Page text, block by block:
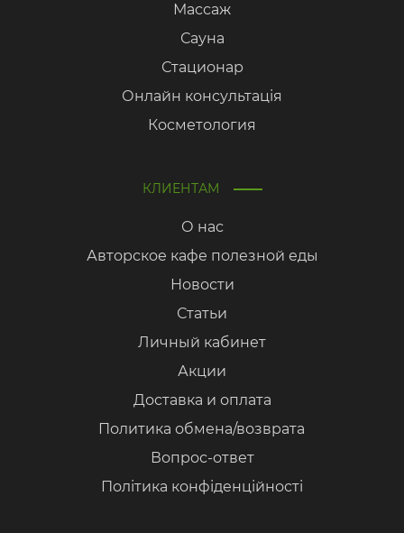
Массаж
Сауна
Стационар
Онлайн консультація
Косметология
КЛИЕНТАМ
О нас
Авторское кафе полезной еды
Новости
Статьи
Личный кабинет
Акции
Доставка и оплата
Политика обмена/возврата
Вопрос-ответ
Політика конфіденційності